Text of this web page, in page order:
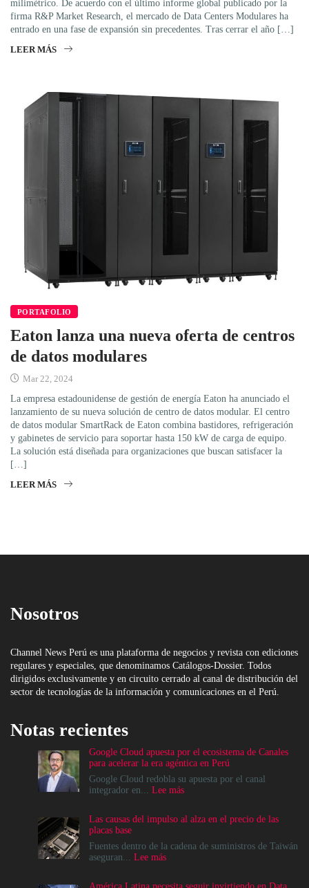
milimétrico. De acuerdo con el último informe global publicado por la
firma R&P Market Research, el mercado de Data Centers Modulares ha
entrado en una fase de expansión sin precedentes. Tras cerrar el año […]
LEER MÁS
PORTAFOLIO
Eaton lanza una nueva oferta de centros
de datos modulares
Mar 22, 2024
La empresa estadounidense de gestión de energía Eaton ha anunciado el
lanzamiento de su nueva solución de centro de datos modular. El centro
de datos modular SmartRack de Eaton combina bastidores, refrigeración
y gabinetes de servicio para soportar hasta 150 kW de carga de equipo.
La solución está diseñada para organizaciones que buscan satisfacer la
[…]
LEER MÁS
Nosotros
Channel News Perú es una plataforma de negocios y revista con ediciones
regulares y especiales, que denominamos Catálogos-Dossier. Todos
dirigidos exclusivamente y en circuito cerrado al canal de distribución del
sector de tecnologías de la información y comunicaciones en el Perú.
Notas recientes
Google Cloud apuesta por el ecosistema de Canales
para acelerar la era agéntica en Perú
Google Cloud redobla su apuesta por el canal
integrador en... Lee más:
apuesta
el
Las causas del impulso al alza en el precio de las
placas base
Fuentes dentro de la cadena de suministros de Taiwán
aseguran... Lee más: